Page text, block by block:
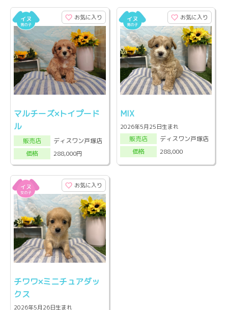
お気に入り
マルチーズ×トイプード
ル
販売店
ディスワン戸塚店
価格
288,000円
お気に入り
MIX
2026年5月25日生まれ
販売店
ディスワン戸塚店
価格
288,000
お気に入り
チワワ×ミニチュアダッ
クス
2026年5月26日生まれ